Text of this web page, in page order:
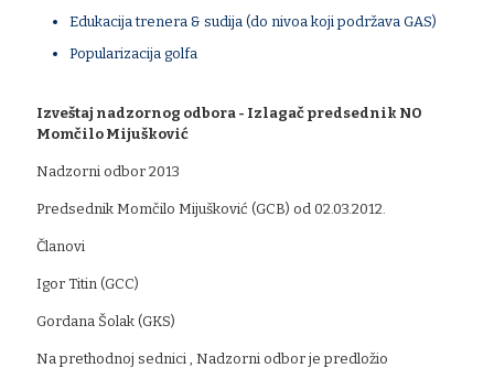
Edukacija trenera & sudija (do nivoa koji podržava GAS)
Popularizacija golfa
Izveštaj nadzornog odbora - Izlagač predsednik NO
Momčilo Mijušković
Nadzorni odbor 2013
Predsednik Momčilo Mijušković (GCB) od 02.03.2012.
Članovi
Igor Titin (GCC)
Gordana Šolak (GKS)
Na prethodnoj sednici , Nadzorni odbor je predložio